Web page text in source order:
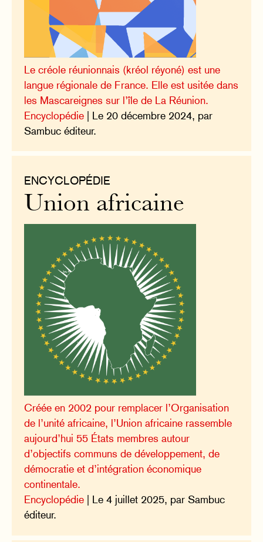
Le créole réunionnais (kréol réyoné) est une
langue régionale de France. Elle est usitée dans
les Mascareignes sur l’île de La Réunion.
Encyclopédie | Le 20 décembre 2024, par
Sambuc éditeur.
ENCYCLOPÉDIE
Union africaine
Créée en 2002 pour remplacer l’Organisation
de l’unité africaine, l’Union africaine rassemble
aujourd’hui 55 États membres autour
d’objectifs communs de développement, de
démocratie et d’intégration économique
continentale.
Encyclopédie | Le 4 juillet 2025, par Sambuc
éditeur.